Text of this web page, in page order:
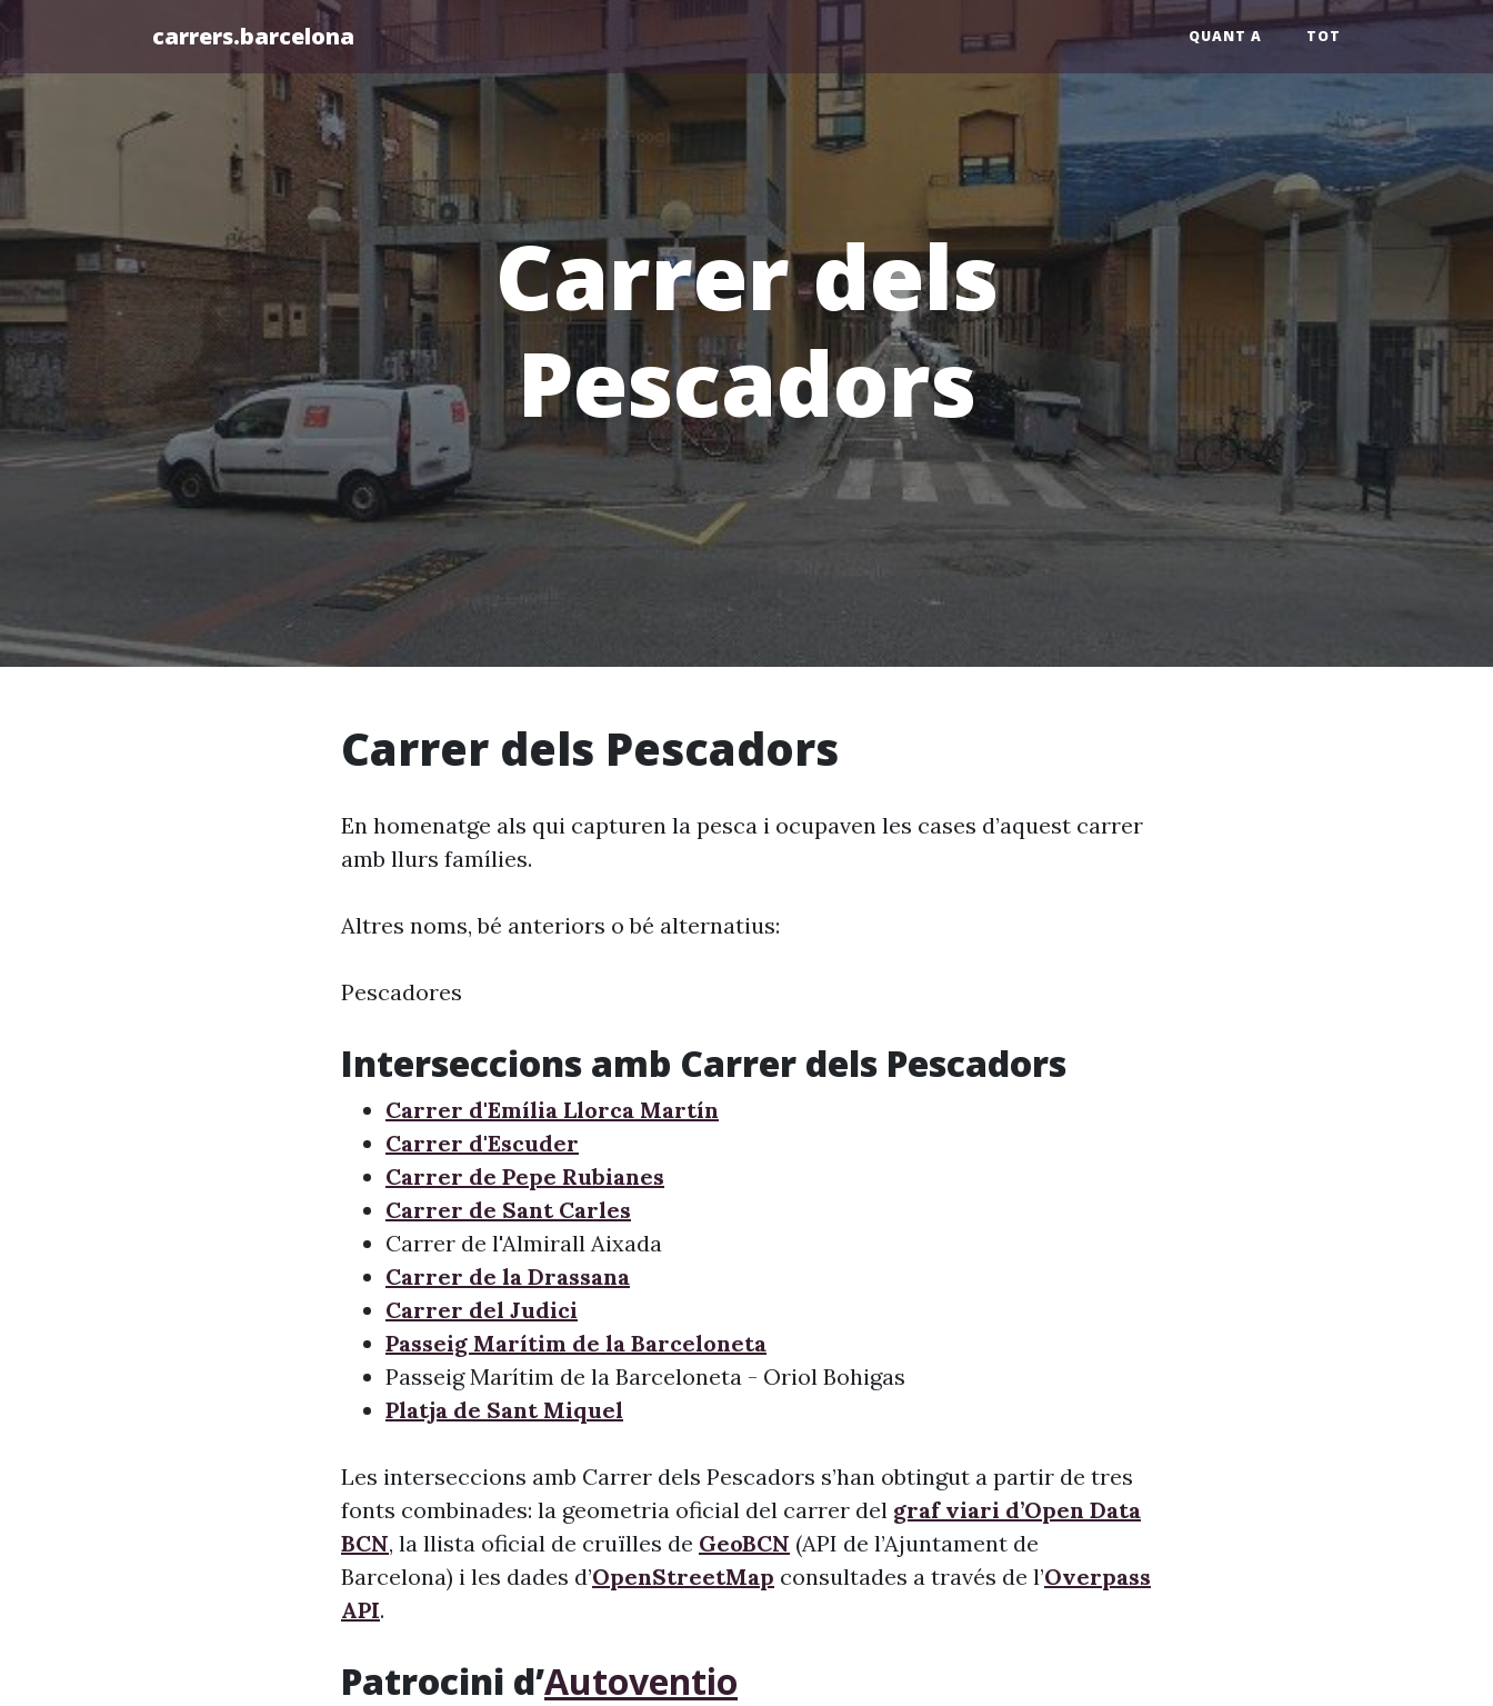
carrers.barcelona QUANT A TOT
Carrer dels
Pescadors
Carrer dels Pescadors
En homenatge als qui capturen la pesca i ocupaven les cases d’aquest carrer
amb llurs famílies.
Altres noms, bé anteriors o bé alternatius:
Pescadores
Interseccions amb Carrer dels Pescadors
Carrer d'Emília Llorca Martín
Carrer d'Escuder
Carrer de Pepe Rubianes
Carrer de Sant Carles
Carrer de l'Almirall Aixada
Carrer de la Drassana
Carrer del Judici
Passeig Marítim de la Barceloneta
Passeig Marítim de la Barceloneta - Oriol Bohigas
Platja de Sant Miquel
Les interseccions amb Carrer dels Pescadors s’han obtingut a partir de tres
fonts combinades: la geometria oficial del carrer del graf viari d’Open Data
BCN, la llista oficial de cruïlles de GeoBCN (API de l’Ajuntament de
Barcelona) i les dades d’OpenStreetMap consultades a través de l’Overpass
API.
Patrocini d’Autoventio